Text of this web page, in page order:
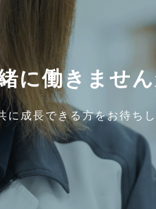
に働きませ
に成長できる方をお待ち